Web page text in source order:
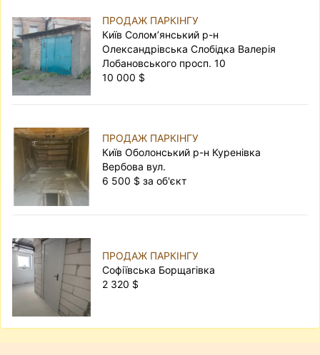
ПРОДАЖ ПАРКІНГУ
Київ Солом’янський р-н
Олександрівська Слобідка Валерія
Лобановського просп. 10
10 000 $
ПРОДАЖ ПАРКІНГУ
Київ Оболонський р-н Куренівка
Вербова вул.
6 500 $ за об'єкт
ПРОДАЖ ПАРКІНГУ
Софіївська Борщагівка
2 320 $